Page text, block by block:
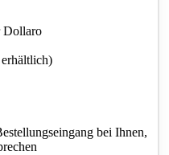
Dollaro
bei Ihnen,